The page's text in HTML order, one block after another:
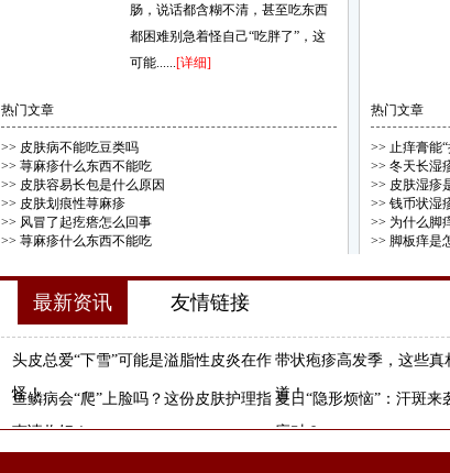
肠，说话都含糊不清，甚至吃东西
都困难别急着怪自己“吃胖了”，这
可能......[详细]
热门文章
>> 皮肤病不能吃豆类吗
>> 荨麻疹什么东西不能吃
>> 皮肤容易长包是什么原因
>> 皮肤划痕性荨麻疹
>> 风冒了起疙瘩怎么回事
>> 荨麻疹什么东西不能吃
热门文章
>> 止痒膏能
>> 冬天长湿
>> 皮肤湿疹
>> 钱币状湿
>> 为什么脚
>> 脚板痒是
最新资讯 友情链接
头皮总爱“下雪”可能是溢脂性皮炎在作
怪！
带状疱疹高发季，这些真
道！
鱼鳞病会“爬”上脸吗？这份皮肤护理指
南请收好！
夏日“隐形烦恼”：汗斑来
应对？
惠州哪里可以看皮肤
惠州皮肤病专科医院